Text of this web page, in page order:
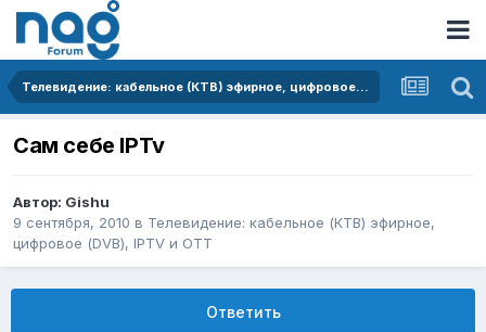
Телевидение: кабельное (КТВ) эфирное, цифровое (DVB), IPTV и OTT
Сам себе IPTv
Автор: Gishu
9 сентября, 2010 в Телевидение: кабельное (КТВ) эфирное,
цифровое (DVB), IPTV и OTT
Ответить